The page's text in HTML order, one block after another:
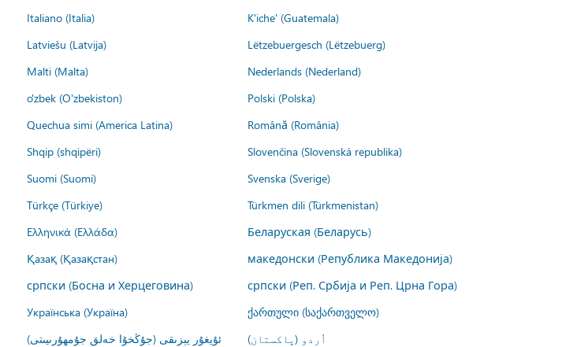
Italiano (Italia)
K'iche' (Guatemala)
Latviešu (Latvija)
Lëtzebuergesch (Lëtzebuerg)
Malti (Malta)
Nederlands (Nederland)
o'zbek (O'zbekiston)
Polski (Polska)
Quechua simi (America Latina)
Română (România)
Shqip (shqipëri)
Slovenčina (Slovenská republika)
Suomi (Suomi)
Svenska (Sverige)
Türkçe (Türkiye)
Türkmen dili (Türkmenistan)
Ελληνικά (Ελλάδα)
Беларуская (Беларусь)
Қазақ (Қазақстан)
македонски (Република Македонија)
српски (Босна и Херцеговина)
српски (Реп. Србија и Реп. Црна Гора)
Українська (Україна)
ქართული (საქართველო)
ئۇيغۇر يېزىقى (جۇڭخۇا خەلق جۇمھۇرىيىتى)
اُردو (پاکستان)